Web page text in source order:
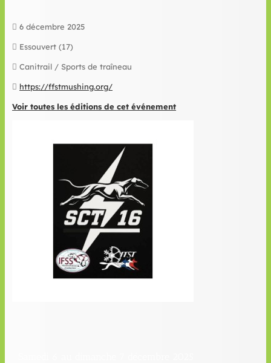
6 décembre 2025
Essouvert (17)
Canitrail / Sports de traîneau
https://ffstmushing.org/
Voir toutes les éditions de cet événement